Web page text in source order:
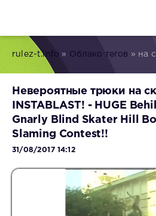
rulez-t.info » Облако тегов » на
Невероятные трюки на
INSTABLAST! - HUGE
Gnarly Blind Skater Hill
Slaming Contest!!
31/08/2017 14:12